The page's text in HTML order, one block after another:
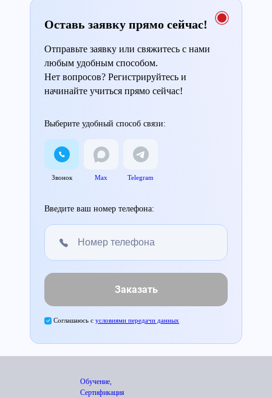
Оставь заявку прямо сейчас!
Отправьте заявку или свяжитесь с нами
любым удобным способом.
Нет вопросов? Регистрируйтесь и
начинайте учиться прямо сейчас!
Выберите удобный способ связи:
Звонок Max Telegram
Введите ваш номер телефона:
Заказать
Соглашаюсь с условиями передачи данных
Обучение,
Сертификация